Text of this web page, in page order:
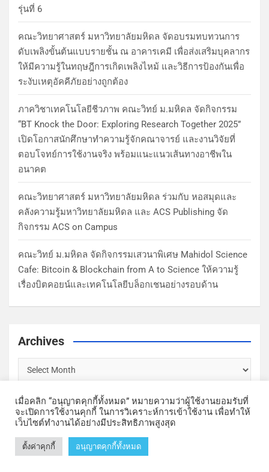
รุ่นที่ 6
คณะวิทยาศาสตร์ มหาวิทยาลัยมหิดล จัดอบรมทบทวนการ
ดับเพลิงขั้นต้นแบบรายชั้น ณ อาคารเคมี เพื่อส่งเสริมบุคลากร
ให้มีความรู้ในทฤษฎีการเกิดเพลิงไหม้ และวิธีการป้องกันเพื่อ
ระงับเหตุอัคคีภัยอย่างถูกต้อง
ภาควิชาเทคโนโลยีชีวภาพ คณะวิทย์ ม.มหิดล จัดกิจกรรม
“BT Knock the Door: Exploring Research Together 2025”
เปิดโอกาสนักศึกษาทำความรู้จักคณาจารย์ และงานวิจัยที่
ตอบโจทย์การใช้งานจริง พร้อมแนะแนวเส้นทางอาชีพใน
อนาคต
คณะวิทยาศาสตร์ มหาวิทยาลัยมหิดล ร่วมกับ หอสมุดและ
คลังความรู้มหาวิทยาลัยมหิดล และ ACS Publishing จัด
กิจกรรม ACS on Campus
คณะวิทย์ ม.มหิดล จัดกิจกรรมเสวนาพิเศษ Mahidol Science
Cafe: Bitcoin & Blockchain from A to Science ให้ความรู้
เรื่องบิตคอยน์และเทคโนโลยีบล็อกเชนอย่างรอบด้าน
Archives
Copyright © Faculty of Science, Mahidol University | Theme by
MantraBrain
เมื่อคลิก “อนุญาตคุกกี้ทั้งหมด” หมายความว่าผู้ใช้งานยอมรับที่
จะเปิดการใช้งานคุกกี้ ในการวิเคราะห์การเข้าใช้งาน เพื่อทำให้
เว็บไซต์ทำงานได้อย่างมีประสิทธิภาพสูงสุด
ตั้งค่าคุกกี้ อนุญาตคุกกี้ทั้งหมด